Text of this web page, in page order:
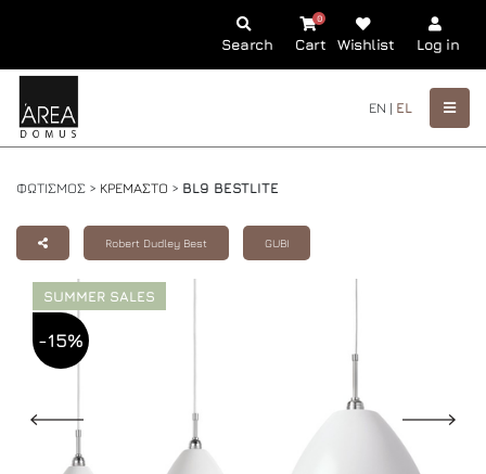
Search Cart
0
Wishlist Log in
EN | EL
ΦΩΤΙΣΜΟΣ > ΚΡΕΜΑΣΤΟ > BL9 BESTLITE
Robert Dudley Best GUBI
SUMMER SALES
-15%